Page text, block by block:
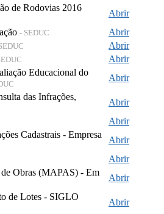
de Rodovias 2016
Abrir
- SEDUC
Abrir
Abrir
Abrir
Educacional do
Abrir
das Infrações,
Abrir
Abrir
Cadastrais - Empresa
Abrir
Abrir
Obras (MAPAS) - Em
Abrir
de Lotes - SIGLO
Abrir